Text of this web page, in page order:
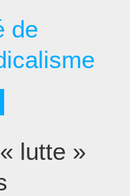
de
lutte »